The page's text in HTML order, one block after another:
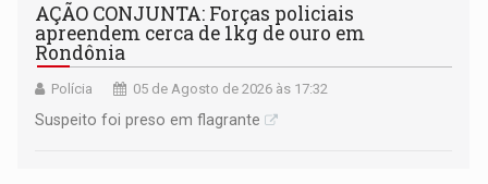
AÇÃO CONJUNTA: Forças policiais
apreendem cerca de 1kg de ouro em
Rondônia
Polícia 05 de Agosto de 2026 às 17:32
Suspeito foi preso em flagrante